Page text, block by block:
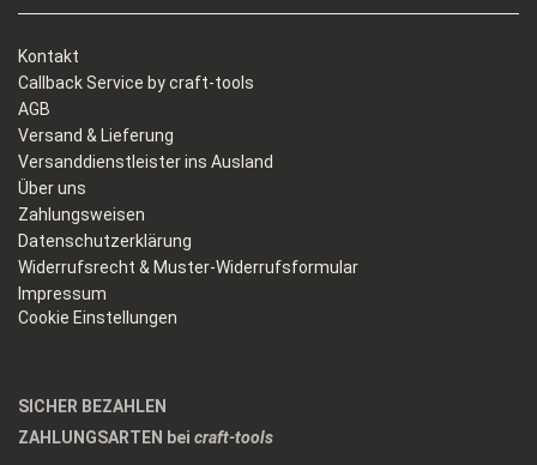
Kontakt
Callback Service by craft-tools
AGB
Versand & Lieferung
Versanddienstleister ins Ausland
Über uns
Zahlungsweisen
Datenschutzerklärung
Widerrufsrecht & Muster-Widerrufsformular
Impressum
Cookie Einstellungen
SICHER BEZAHLEN
ZAHLUNGSARTEN bei craft-tools